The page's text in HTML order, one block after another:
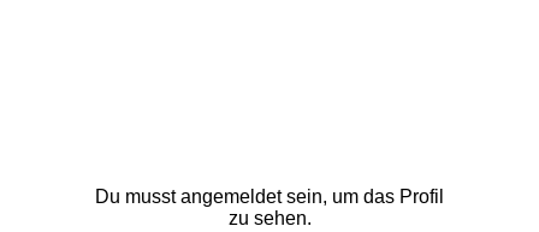
Du musst angemeldet sein, um das Profil
zu sehen.